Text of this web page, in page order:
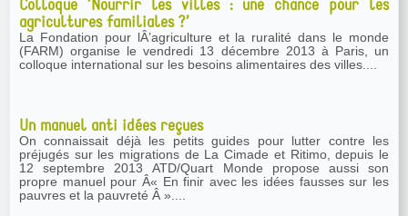
Colloque ’Nourrir les villes : une chance pour les
agricultures familiales ?’
La Fondation pour lÂ’agriculture et la ruralité dans le monde
(FARM) organise le vendredi 13 décembre 2013 à Paris, un
colloque international sur les besoins alimentaires des villes....
Un manuel anti idées reçues
On connaissait déjà les petits guides pour lutter contre les
préjugés sur les migrations de La Cimade et Ritimo, depuis le
12 septembre 2013 ATD/Quart Monde propose aussi son
propre manuel pour Â« En finir avec les idées fausses sur les
pauvres et la pauvreté Â »....